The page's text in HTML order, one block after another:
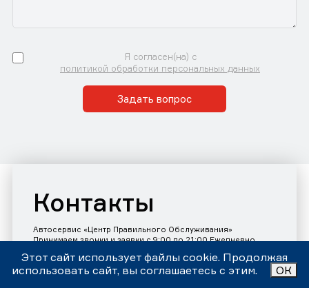
Я согласен(на) с
политикой обработки персональных данных
Задать вопрос
Контакты
Автосервис «Центр Правильного Обслуживания»
Принимаем звонки и заявки с 9:00 до 21:00 Ежедневно
Этот сайт использует файлы cookie. Продолжая
использовать сайт, вы соглашаетесь с этим.
ОК